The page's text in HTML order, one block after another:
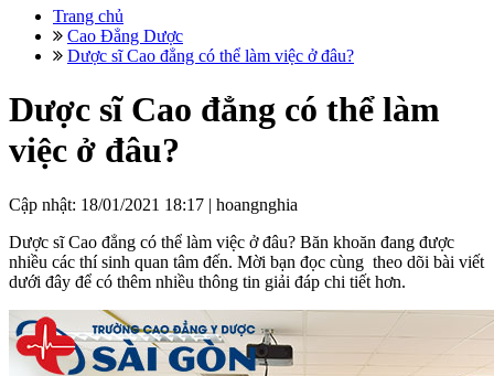
Trang chủ
Cao Đẳng Dược
Dược sĩ Cao đẳng có thể làm việc ở đâu?
Dược sĩ Cao đẳng có thể làm
việc ở đâu?
Cập nhật: 18/01/2021 18:17 | hoangnghia
Dược sĩ Cao đẳng có thể làm việc ở đâu? Băn khoăn đang được
nhiều các thí sinh quan tâm đến. Mời bạn đọc cùng theo dõi bài viết
dưới đây để có thêm nhiều thông tin giải đáp chi tiết hơn.